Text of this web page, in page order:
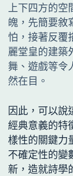
上下四方的
魄，先簡要敘
怕，接著反覆
麗堂皇的建築
舞、遊戲等令
然在目。
因此，可以說
經典意義的特
樣性的關鍵力
不確定性的變
新，造就詩學